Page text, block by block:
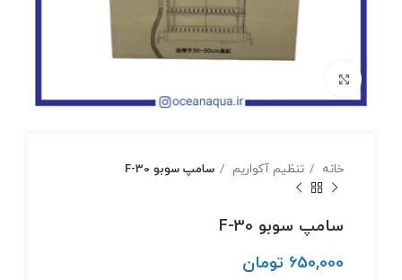
خانه تنظیم آکواریم سامپ سوبو F-30
سامپ سوبو F-30
650,000 تومان